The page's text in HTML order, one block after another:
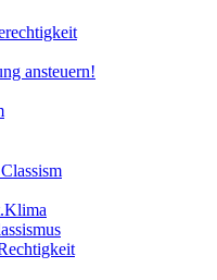
ansteuern!